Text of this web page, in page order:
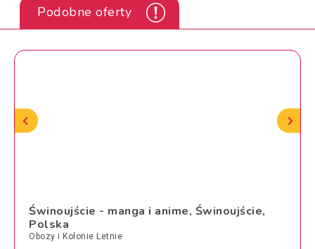
Podobne oferty
Świnoujście - manga i anime, Świnoujście,
Polska
Obozy i Kolonie Letnie